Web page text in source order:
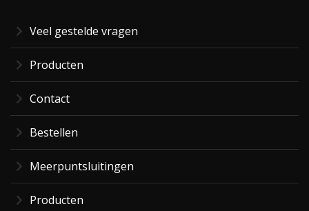
Veel gestelde vragen
Producten
Contact
Bestellen
Meerpuntsluitingen
Producten